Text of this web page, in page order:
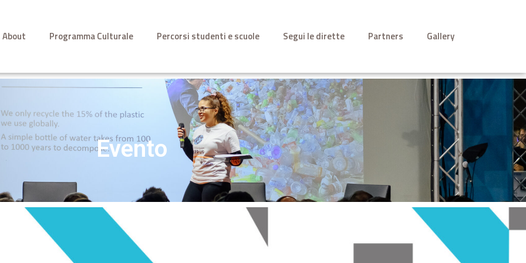
About Programma Culturale Percorsi studenti e scuole Segui le dirette Partners Gallery
Evento